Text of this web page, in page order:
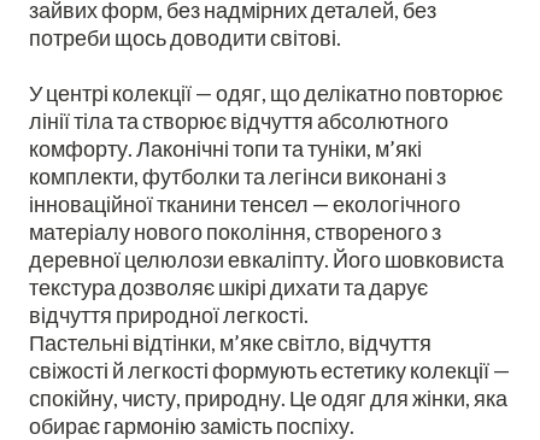
зайвих форм, без надмірних деталей, без
потреби щось доводити світові.
У центрі колекції — одяг, що делікатно повторює
лінії тіла та створює відчуття абсолютного
комфорту. Лаконічні топи та туніки, м’які
комплекти, футболки та легінси виконані з
інноваційної тканини тенсел — екологічного
матеріалу нового покоління, створеного з
деревної целюлози евкаліпту. Його шовковиста
текстура дозволяє шкірі дихати та дарує
відчуття природної легкості.
Пастельні відтінки, м’яке світло, відчуття
свіжості й легкості формують естетику колекції —
спокійну, чисту, природну. Це одяг для жінки, яка
обирає гармонію замість поспіху.